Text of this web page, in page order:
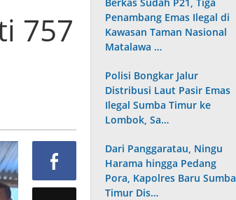
757
Penambang Emas Ilegal di
Kawasan Taman Nasional
Matalawa …
Polisi Bongkar Jalur
Distribusi Laut Pasir Emas
Ilegal Sumba Timur ke
Lombok, Sa…
Dari Panggaratau, Ningu
Harama hingga Pedang
Pora, Kapolres Baru Sumba
Timur Dis…